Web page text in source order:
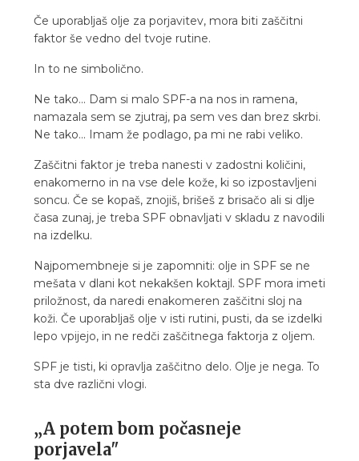
Če uporabljaš olje za porjavitev, mora biti zaščitni
faktor še vedno del tvoje rutine.
In to ne simbolično.
Ne tako... Dam si malo SPF-a na nos in ramena,
namazala sem se zjutraj, pa sem ves dan brez skrbi.
Ne tako... Imam že podlago, pa mi ne rabi veliko.
Zaščitni faktor je treba nanesti v zadostni količini,
enakomerno in na vse dele kože, ki so izpostavljeni
soncu. Če se kopaš, znojiš, brišeš z brisačo ali si dlje
časa zunaj, je treba SPF obnavljati v skladu z navodili
na izdelku.
Najpomembneje si je zapomniti: olje in SPF se ne
mešata v dlani kot nekakšen koktajl. SPF mora imeti
priložnost, da naredi enakomeren zaščitni sloj na
koži. Če uporabljaš olje v isti rutini, pusti, da se izdelki
lepo vpijejo, in ne redči zaščitnega faktorja z oljem.
SPF je tisti, ki opravlja zaščitno delo. Olje je nega. To
sta dve različni vlogi.
„A potem bom počasneje
porjavela"